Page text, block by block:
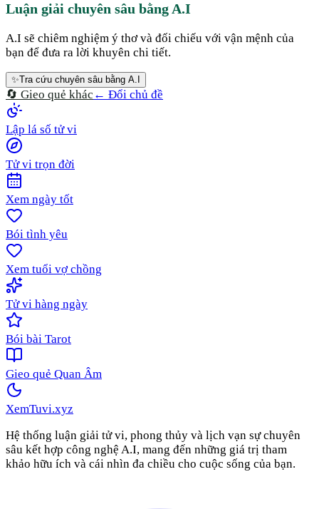
Luận giải chuyên sâu bằng A.I
A.I sẽ chiêm nghiệm ý thơ và đối chiếu với vận mệnh của
bạn để đưa ra lời khuyên chi tiết.
✨Tra cứu chuyên sâu bằng A.I
🔄 Gieo quẻ khác ← Đổi chủ đề
Lập lá số tử vi
Tử vi trọn đời
Xem ngày tốt
Bói tình yêu
Xem tuổi vợ chồng
Tử vi hàng ngày
Bói bài Tarot
Gieo quẻ Quan Âm
XemTuvi.xyz
Hệ thống luận giải tử vi, phong thủy và lịch vạn sự chuyên
sâu kết hợp công nghệ A.I, mang đến những giá trị tham
khảo hữu ích và cái nhìn đa chiều cho cuộc sống của bạn.